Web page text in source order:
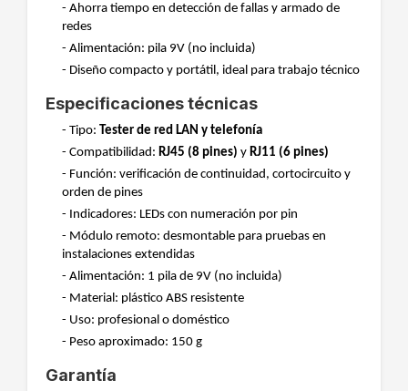
- Ahorra tiempo en detección de fallas y armado de
redes
- Alimentación: pila 9V (no incluida)
- Diseño compacto y portátil, ideal para trabajo técnico
Especificaciones técnicas
- Tipo: Tester de red LAN y telefonía
- Compatibilidad: RJ45 (8 pines) y RJ11 (6 pines)
- Función: verificación de continuidad, cortocircuito y
orden de pines
- Indicadores: LEDs con numeración por pin
- Módulo remoto: desmontable para pruebas en
instalaciones extendidas
- Alimentación: 1 pila de 9V (no incluida)
- Material: plástico ABS resistente
- Uso: profesional o doméstico
- Peso aproximado: 150 g
Garantía